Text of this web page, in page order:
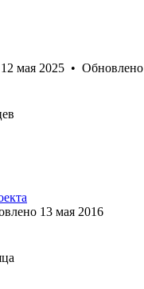
12 мая 2025 • Обновлено
13 мая 2016